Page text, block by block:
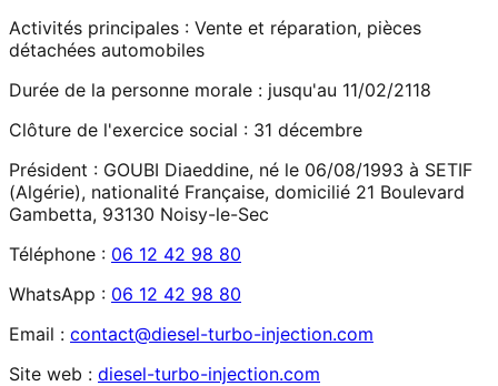
Activités principales : Vente et réparation, pièces
détachées automobiles
Durée de la personne morale : jusqu'au 11/02/2118
Clôture de l'exercice social : 31 décembre
Président : GOUBI Diaeddine, né le 06/08/1993 à SETIF
(Algérie), nationalité Française, domicilié 21 Boulevard
Gambetta, 93130 Noisy-le-Sec
Téléphone : 06 12 42 98 80
WhatsApp : 06 12 42 98 80
Email : contact@diesel-turbo-injection.com
Site web : diesel-turbo-injection.com